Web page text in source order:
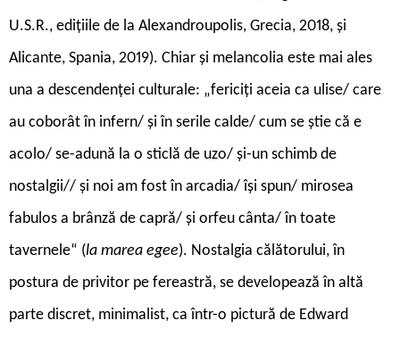
U.S.R., edițiile de la Alexandroupolis, Grecia, 2018, și
Alicante, Spania, 2019). Chiar și melancolia este mai ales
una a descendenței culturale: „fericiți aceia ca ulise/ care
au coborât în infern/ și în serile calde/ cum se știe că e
acolo/ se-adună la o sticlă de uzo/ și-un schimb de
nostalgii// și noi am fost în arcadia/ își spun/ mirosea
fabulos a brânză de capră/ și orfeu cânta/ în toate
tavernele“ (la marea egee). Nostalgia călătorului, în
postura de privitor pe fereastră, se developează în altă
parte discret, minimalist, ca într-o pictură de Edward